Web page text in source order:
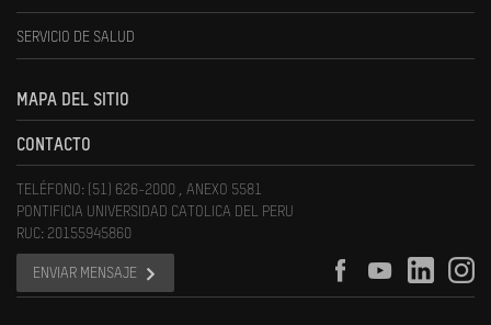
SERVICIO DE SALUD
MAPA DEL SITIO
CONTACTO
TELÉFONO: (51) 626-2000 , ANEXO 5581
PONTIFICIA UNIVERSIDAD CATOLICA DEL PERU
RUC: 20155945860
ENVIAR MENSAJE